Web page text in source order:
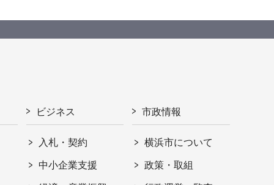
ビジネス
入札・契約
中小企業支援
市政情報
横浜市について
政策・取組